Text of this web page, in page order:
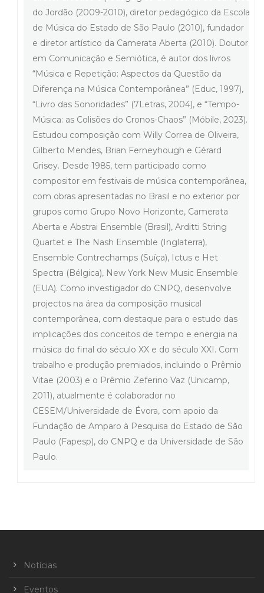
do Jordão (2009-2010), diretor pedagógico da Escola
de Música do Estado de São Paulo (2010), fundador
e diretor artístico da Camerata Aberta (2010). Doutor
em Comunicação e Semiótica, é autor dos livros
“Música e Repetição: Aspectos da Questão da
Diferença na Música Contemporânea” (Educ, 1997),
“Livro das Sonoridades” (7Letras, 2004), e “Tempo-
Música: as Colisões do Cronos-Chaos” (Móbile, 2023).
Estudou composição com Willy Correa de Oliveira,
Gilberto Mendes, Brian Ferneyhough e Gérard
Grisey. Desde 1985, tem participado como
compositor em festivais de música contemporânea,
com obras apresentadas no Brasil e no exterior por
grupos como Grupo Novo Horizonte, Camerata
Aberta e Abstrai Ensemble (Brasil), Arditti String
Quartet e The Nash Ensemble (Inglaterra),
Ensemble Contrechamps (Suíça), Ictus e Het
Spectra (Bélgica), New York New Music Ensemble
(EUA). Como investigador do CNPQ, desenvolve
projectos na área da composição musical
contemporânea, com destaque para o estudo das
implicações dos conceitos de tempo e energia na
música do final do século XX e do século XXI. Com
trabalho e produção premiados, incluindo o Prêmio
Vitae (2003) e o Prêmio Zeferino Vaz (Unicamp,
2011), atualmente é colaborador no
CESEM/Universidade de Évora, com apoio da
Fundação de Amparo à Pesquisa do Estado de São
Paulo (Fapesp), do CNPQ e da Universidade de São
Paulo.
Notícias
Eventos